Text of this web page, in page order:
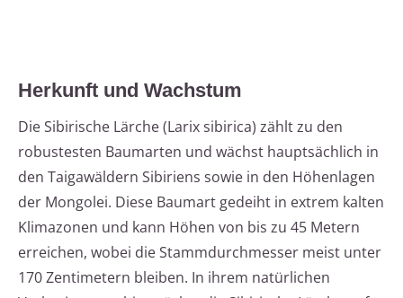
Herkunft und Wachstum
Die Sibirische Lärche (Larix sibirica) zählt zu den
robustesten Baumarten und wächst hauptsächlich in
den Taigawäldern Sibiriens sowie in den Höhenlagen
der Mongolei. Diese Baumart gedeiht in extrem kalten
Klimazonen und kann Höhen von bis zu 45 Metern
erreichen, wobei die Stammdurchmesser meist unter
170 Zentimetern bleiben. In ihrem natürlichen